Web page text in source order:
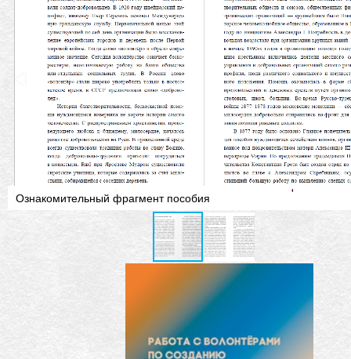
Ознакомительный фрагмент пособия